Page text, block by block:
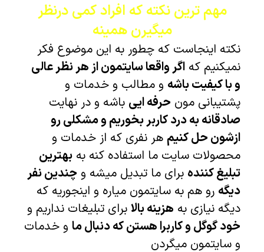
مهم ترین نکته که افراد کمی درنظر
میگیرن همینه
نکته اینجاست که چطور به این موضوع فکر
نمیکنیم کهاگر واقعا سایتمون از هر نظر عالی
و با کیفیت باشهو مطالب و خدمات و
پشتیبانی مونحرفه اییباشه و در نهایت
صادقانه به درد کاربر بخوریم و مشکلی رو
ازشون حل کنیمهر نفری که از خدمات و
محصولات سایت ما استفاده کنه بهبهترین
تبلیغ کنندهبرای ما تبدیل میشه وچندین نفر
دیگهرو هم به سایتمون میاره و اینجوریه که
دیگه نیازی بههزینه بالابرای تبلیغات نداریم و
خود گوگل و کاربرا هستن که دنبال ماو خدمات
و سایتمون میگردن